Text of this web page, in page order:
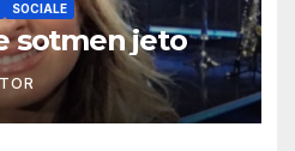
SOCIALE
sotmen jeto